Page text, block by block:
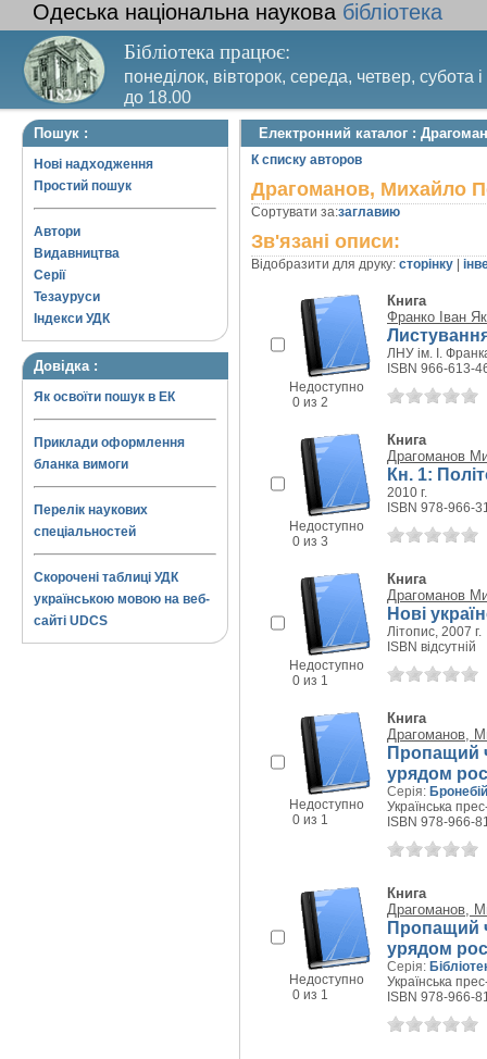
Одеська національна наукова бібліотека
Бібліотека працює:
понеділок, вівторок, середа, четвер, субота
до 18.00
Вихідний день – п’ятниця. Останній четвер
Пошук :
Нові надходження
Простий пошук
Автори
Видавництва
Серії
Тезауруси
Індекси УДК
Довідка :
Як освоїти пошук в ЕК
Приклади оформлення
бланка вимоги
Перелік наукових
спеціальностей
Скорочені таблиці УДК
українською мовою на веб-
сайті UDCS
Електронний каталог :
К списку авторов
Драгоманов, Михайло
Сортувати за:заглавию
Зв'язані описи:
Відобразити для друку: сторінку
Недоступно
0 из 2
Книга
Франко Іван
ЛНУ ім. І.
ISBN 966-613-
Недоступно
0 из 3
Книга
Драгоманов
Кн. 1:
2010 г.
ISBN 978-966-
Недоступно
0 из 1
Книга
Драгоманов
Нові
Літопис, 2007 г.
ISBN відсутній
Недоступно
0 из 1
Книга
Драгоманов,
Пропащий
урядом
Серія:
Українська
ISBN 978-966-
Недоступно
0 из 1
Книга
Драгоманов,
Пропащий
урядом
Серія:
Українська
ISBN 978-966-